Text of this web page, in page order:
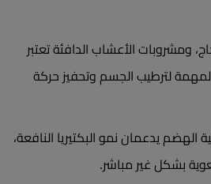
ومشروبات الأعشاب الدافئة تعتبر
لترطيب الجسم وتحفيز حركة
يدعمان نمو البكتيريا النافعة،
بشكل غير مباشر.